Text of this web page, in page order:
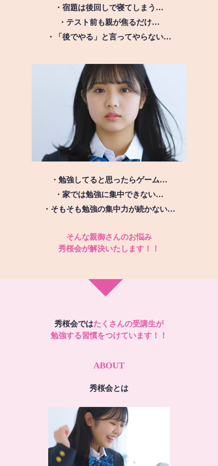
・宿題は後回しで寝てしまう…
・テスト前も親が焦るだけ…
・「後でやる」と言ってやらない…
・勉強してると思ったらゲーム…
・家では勉強に集中できない…
・そもそも勉強の集中力が続かない…
そんな親御さんのお悩み
秀桜会が解決いたします！！
秀桜会ではたくさんの受講生が
勉強する習慣をつけています！！
ABOUT
秀桜会とは